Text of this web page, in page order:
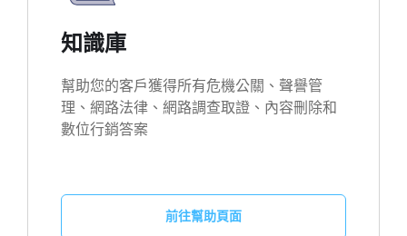
知識庫
幫助您的客戶獲得所有危機公關、聲譽管
理、網路法律、網路調查取證、內容刪除和
數位行銷答案
前往幫助頁面